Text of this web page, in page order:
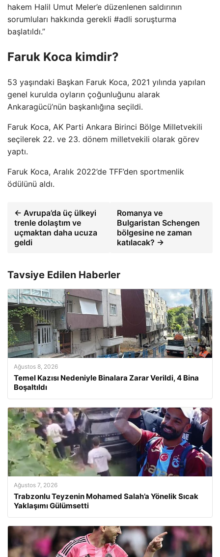
hakem Halil Umut Meler’e düzenlenen saldırının
sorumluları hakkında gerekli #adli soruşturma
başlatıldı.”
Faruk Koca kimdir?
53 yaşındaki Başkan Faruk Koca, 2021 yılında yapılan
genel kurulda oyların çoğunluğunu alarak
Ankaragücü’nün başkanlığına seçildi.
Faruk Koca, AK Parti Ankara Birinci Bölge Milletvekili
seçilerek 22. ve 23. dönem milletvekili olarak görev
yaptı.
Faruk Koca, Aralık 2022’de TFF’den sportmenlik
ödülünü aldı.
← Avrupa’da üç ülkeyi
trenle dolaştım ve
uçmaktan daha ucuza
geldi
Romanya ve
Bulgaristan Schengen
bölgesine ne zaman
katılacak? →
Tavsiye Edilen Haberler
Ağustos 8, 2026
Temel Kazısı Nedeniyle Binalara Zarar Verildi, 4 Bina
Boşaltıldı
Ağustos 7, 2026
Trabzonlu Teyzenin Mohamed Salah’a Yönelik Sıcak
Yaklaşımı Gülümsetti